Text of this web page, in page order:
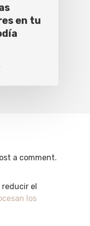
en tu
a comment.
reducir el
los